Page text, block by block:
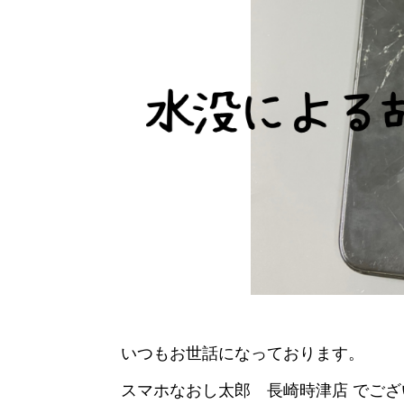
いつもお世話になっております。
スマホなおし太郎 長崎時津店 でご